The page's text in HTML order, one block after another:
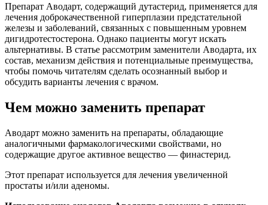
Препарат Аводарт, содержащий дутастерид, применяется для
лечения доброкачественной гиперплазии предстательной
железы и заболеваний, связанных с повышенным уровнем
дигидротестостерона. Однако пациенты могут искать
альтернативы. В статье рассмотрим заменители Аводарта, их
состав, механизм действия и потенциальные преимущества,
чтобы помочь читателям сделать осознанный выбор и
обсудить варианты лечения с врачом.
Чем можно заменить препарат
Аводарт можно заменить на препараты, обладающие
аналогичными фармакологическими свойствами, но
содержащие другое активное вещество — финастерид.
Этот препарат используется для лечения увеличенной
простаты и/или аденомы.